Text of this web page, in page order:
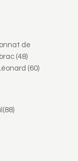
de
(48)
(60)